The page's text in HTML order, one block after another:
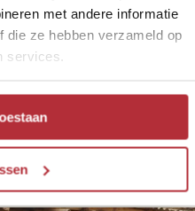
met andere informatie
die ze hebben verzameld op
services.
Prabang onder een warme
Wij raden het daarom
te overnachten. De
Bangkok of naar Pakse in
je deWatervallen van
Mekong